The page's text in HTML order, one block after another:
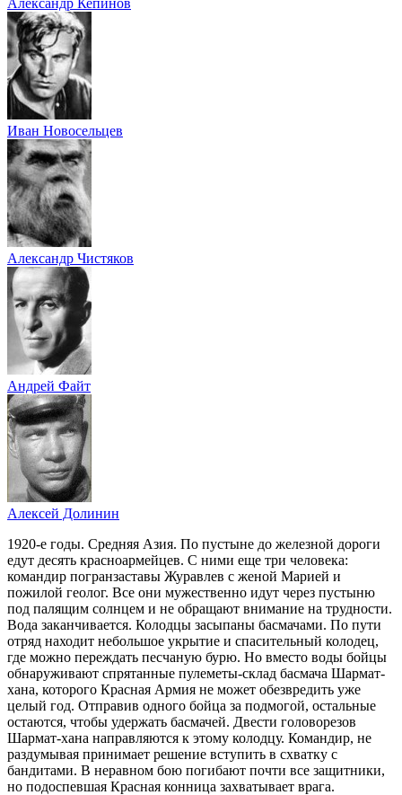
Иван Новосельцев
Александр Чистяков
Андрей Файт
Алексей Долинин
1920-е годы. Средняя Азия. По пустыне до железной дороги
едут десять красноармейцев. С ними еще три человека:
командир погранзаставы Журавлев с женой Марией и
пожилой геолог. Все они мужественно идут через пустыню
под палящим солнцем и не обращают внимание на трудности.
Вода заканчивается. Колодцы засыпаны басмачами. По пути
отряд находит небольшое укрытие и спасительный колодец,
где можно переждать песчаную бурю. Но вместо воды бойцы
обнаруживают спрятанные пулеметы-склад басмача Шармат-
хана, которого Красная Армия не может обезвредить уже
целый год. Отправив одного бойца за подмогой, остальные
остаются, чтобы удержать басмачей. Двести головорезов
Шармат-хана направляются к этому колодцу. Командир, не
раздумывая принимает решение вступить в схватку с
бандитами. В неравном бою погибают почти все защитники,
но подоспевшая Красная конница захватывает врага.